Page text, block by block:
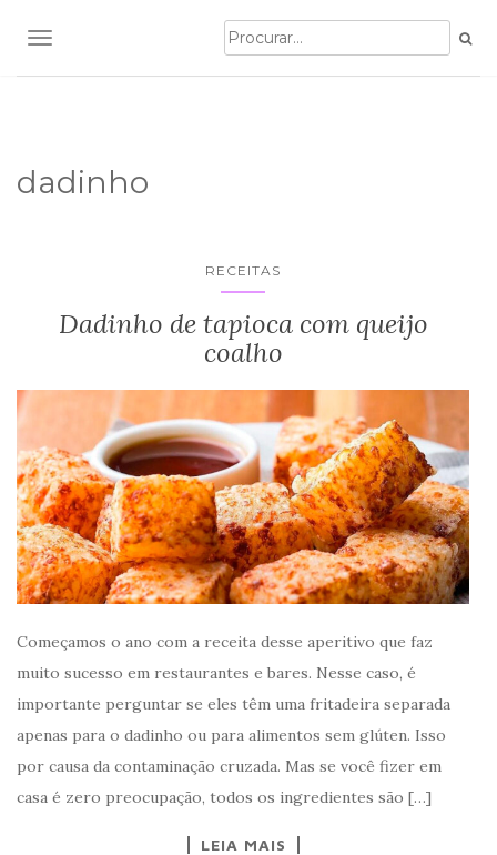
TOGGLE NAVIGATION
dadinho
RECEITAS
Dadinho de tapioca com queijo
coalho
Começamos o ano com a receita desse aperitivo que faz
muito sucesso em restaurantes e bares. Nesse caso, é
importante perguntar se eles têm uma fritadeira separada
apenas para o dadinho ou para alimentos sem glúten. Isso
por causa da contaminação cruzada. Mas se você fizer em
casa é zero preocupação, todos os ingredientes são […]
LEIA MAIS